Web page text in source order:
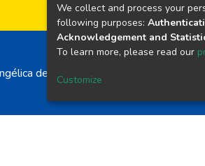
de El Salvador
We collect and process your
following purposes:
Acknowledgement and
To learn more, please read our
Customize